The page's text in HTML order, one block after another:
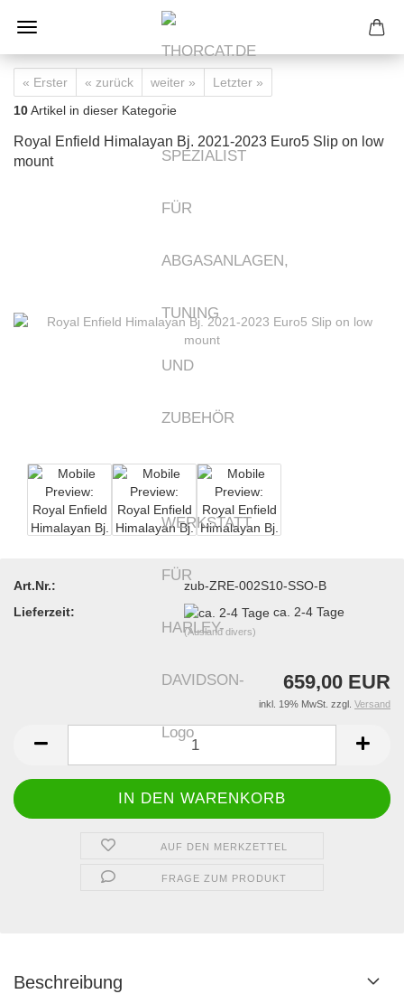
« Erster « zurück weiter »
Letzter »
10Artikel in dieser Kategorie
Royal Enfield Himalayan Bj. 2021-2023 Euro5 Slip on low
mount
Art.Nr.:
zub-ZRE-002S10-SSO-B
Lieferzeit:
ca. 2-4 Tage
(Ausland divers)
659,00 EUR
inkl. 19% MwSt. zzgl. Versand
AUF DEN MERKZETTEL
FRAGE ZUM PRODUKT
Beschreibung